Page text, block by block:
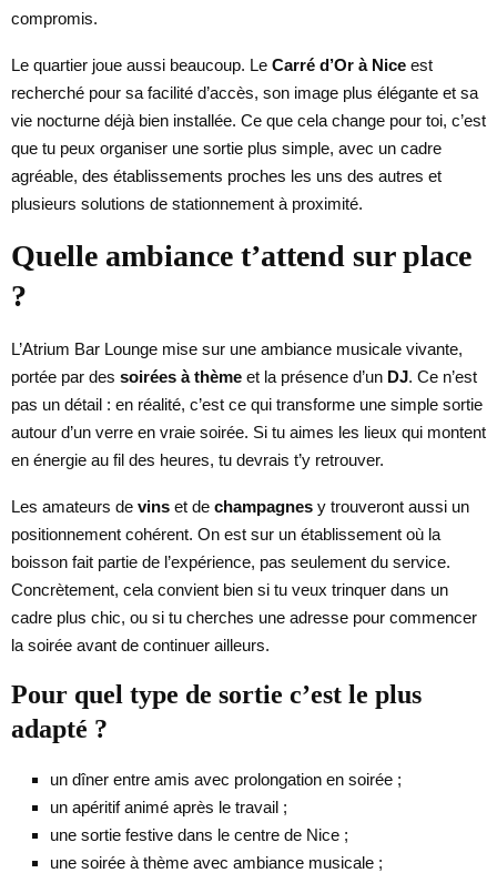
compromis.
Le quartier joue aussi beaucoup. Le Carré d’Or à Nice est
recherché pour sa facilité d’accès, son image plus élégante et sa
vie nocturne déjà bien installée. Ce que cela change pour toi, c’est
que tu peux organiser une sortie plus simple, avec un cadre
agréable, des établissements proches les uns des autres et
plusieurs solutions de stationnement à proximité.
Quelle ambiance t’attend sur place
?
L’Atrium Bar Lounge mise sur une ambiance musicale vivante,
portée par des soirées à thème et la présence d’un DJ. Ce n’est
pas un détail : en réalité, c’est ce qui transforme une simple sortie
autour d’un verre en vraie soirée. Si tu aimes les lieux qui montent
en énergie au fil des heures, tu devrais t’y retrouver.
Les amateurs de vins et de champagnes y trouveront aussi un
positionnement cohérent. On est sur un établissement où la
boisson fait partie de l’expérience, pas seulement du service.
Concrètement, cela convient bien si tu veux trinquer dans un
cadre plus chic, ou si tu cherches une adresse pour commencer
la soirée avant de continuer ailleurs.
Pour quel type de sortie c’est le plus
adapté ?
un dîner entre amis avec prolongation en soirée ;
un apéritif animé après le travail ;
une sortie festive dans le centre de Nice ;
une soirée à thème avec ambiance musicale ;